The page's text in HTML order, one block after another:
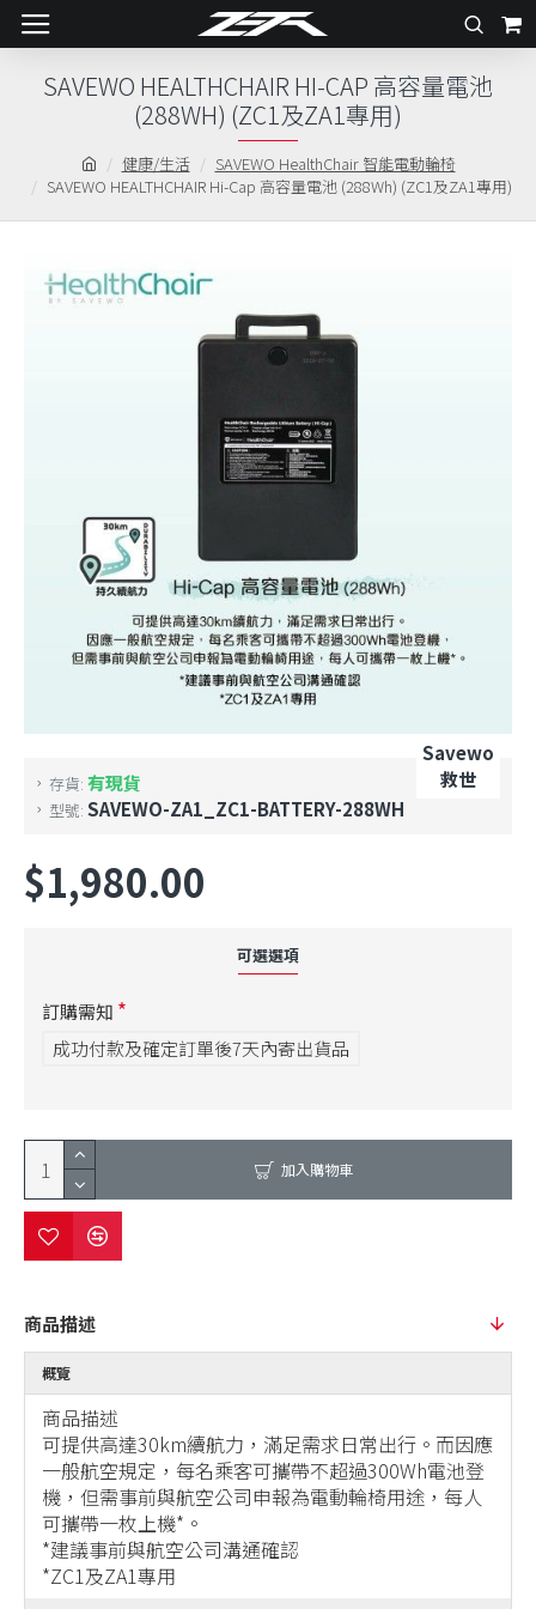
健康/生活
SAVEWO HealthChair 智能電動輪椅
SAVEWO HEALTHCHAIR Hi-Cap 高容量電池 (288Wh) (ZC1及ZA1專用)
SAVEWO HEALTHCHAIR HI-CAP 高容量電池
(288WH) (ZC1及ZA1專用)
存貨: 有現貨
型號: SAVEWO-ZA1_ZC1-BATTERY-288WH
Savewo
救世
$1,980.00
可選選項
訂購需知
成功付款及確定訂單後7天內寄出貨品
加入購物車
商品描述
概覽
商品描述
可提供高達30km續航力，滿足需求日常出行。而因應
一般航空規定，每名乘客可攜帶不超過300Wh電池登
機，但需事前與航空公司申報為電動輪椅用途，每人
可攜帶一枚上機*。
*建議事前與航空公司溝通確認
*ZC1及ZA1專用